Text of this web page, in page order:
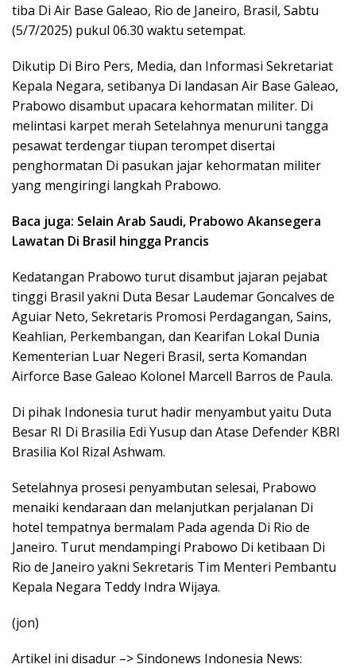
tiba Di Air Base Galeao, Rio de Janeiro, Brasil, Sabtu
(5/7/2025) pukul 06.30 waktu setempat.
Dikutip Di Biro Pers, Media, dan Informasi Sekretariat
Kepala Negara, setibanya Di landasan Air Base Galeao,
Prabowo disambut upacara kehormatan militer. Di
melintasi karpet merah Setelahnya menuruni tangga
pesawat terdengar tiupan terompet disertai
penghormatan Di pasukan jajar kehormatan militer
yang mengiringi langkah Prabowo.
Baca juga: Selain Arab Saudi, Prabowo Akansegera
Lawatan Di Brasil hingga Prancis
Kedatangan Prabowo turut disambut jajaran pejabat
tinggi Brasil yakni Duta Besar Laudemar Goncalves de
Aguiar Neto, Sekretaris Promosi Perdagangan, Sains,
Keahlian, Perkembangan, dan Kearifan Lokal Dunia
Kementerian Luar Negeri Brasil, serta Komandan
Airforce Base Galeao Kolonel Marcell Barros de Paula.
Di pihak Indonesia turut hadir menyambut yaitu Duta
Besar RI Di Brasilia Edi Yusup dan Atase Defender KBRI
Brasilia Kol Rizal Ashwam.
Setelahnya prosesi penyambutan selesai, Prabowo
menaiki kendaraan dan melanjutkan perjalanan Di
hotel tempatnya bermalam Pada agenda Di Rio de
Janeiro. Turut mendampingi Prabowo Di ketibaan Di
Rio de Janeiro yakni Sekretaris Tim Menteri Pembantu
Kepala Negara Teddy Indra Wijaya.
(jon)
Artikel ini disadur –> Sindonews Indonesia News: